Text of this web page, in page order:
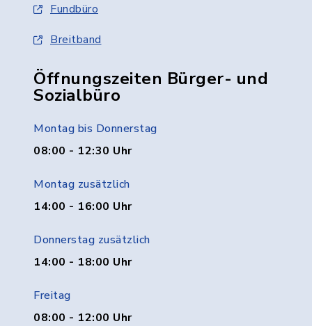
Fundbüro
Breitband
Öffnungszeiten Bürger- und
Sozialbüro
Montag bis Donnerstag
08:00 - 12:30 Uhr
Montag zusätzlich
14:00 - 16:00 Uhr
Donnerstag zusätzlich
14:00 - 18:00 Uhr
Freitag
08:00 - 12:00 Uhr